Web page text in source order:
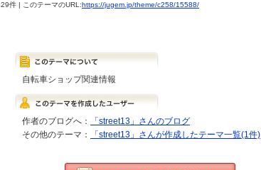
件 | このテーマのURL:https://jugem.jp/theme/c258/15588/
自転車ショップ関連情報
作者のブログへ：
「street13」さんのブログ
その他のテーマ：
「street13」さんが作成したテーマ一覧(1件)